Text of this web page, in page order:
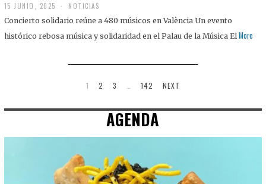
15 JUNIO, 2025 NOTICIAS
Concierto solidario reúne a 480 músicos en València Un evento
histórico rebosa música y solidaridad en el Palau de la Música El More
1 2 3 142 NEXT
AGENDA